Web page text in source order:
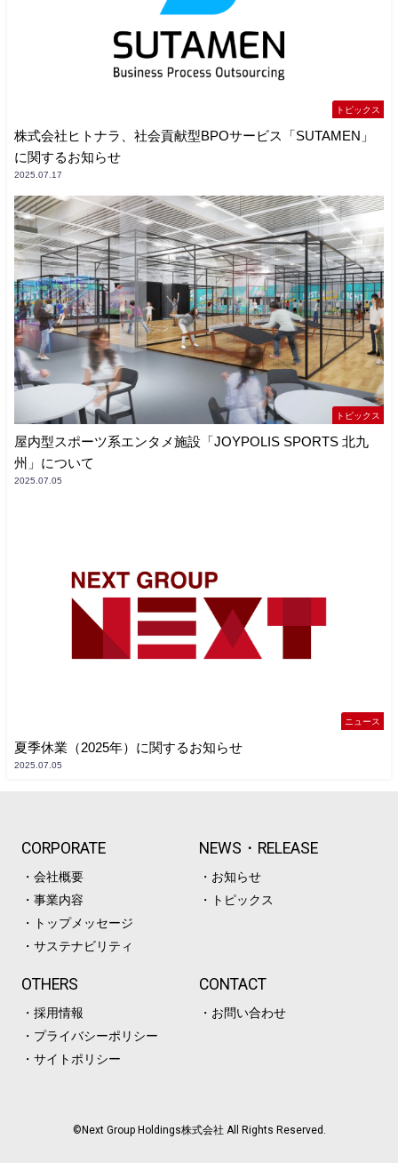
トピックス
株式会社ヒトナラ、社会貢献型BPOサービス「SUTAMEN」
に関するお知らせ
2025.07.17
トピックス
屋内型スポーツ系エンタメ施設「JOYPOLIS SPORTS 北九
州」について
2025.07.05
ニュース
夏季休業（2025年）に関するお知らせ
2025.07.05
CORPORATE
・会社概要
・事業内容
・トップメッセージ
・サステナビリティ
NEWS・RELEASE
・お知らせ
・トピックス
OTHERS
・採用情報
・プライバシーポリシー
・サイトポリシー
CONTACT
・お問い合わせ
©︎Next Group Holdings株式会社 All Rights Reserved.